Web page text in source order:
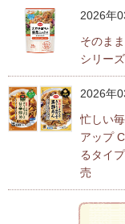
2026年
そのま
シリー
2026年
忙しい
アップ
るタイ
売